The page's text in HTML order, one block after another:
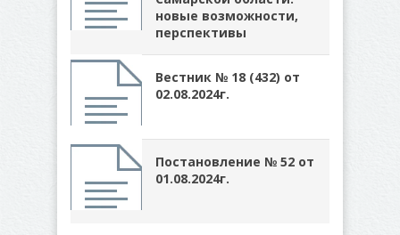
новые возможности,
перспективы
Вестник № 18 (432) от
02.08.2024г.
Постановление № 52 от
01.08.2024г.